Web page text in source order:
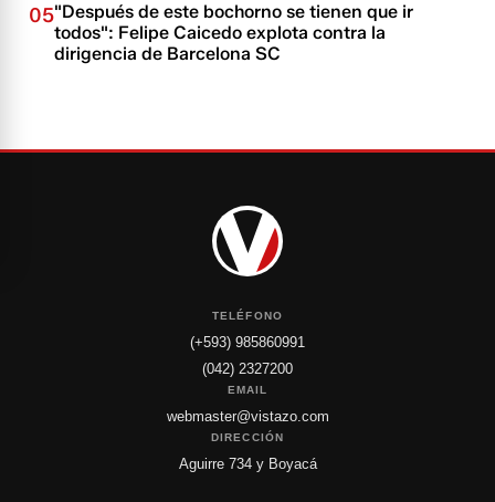
05"Después de este bochorno se tienen que ir
todos": Felipe Caicedo explota contra la
dirigencia de Barcelona SC
TELÉFONO
(+593) 985860991
(042) 2327200
EMAIL
webmaster@vistazo.com
DIRECCIÓN
Aguirre 734 y Boyacá